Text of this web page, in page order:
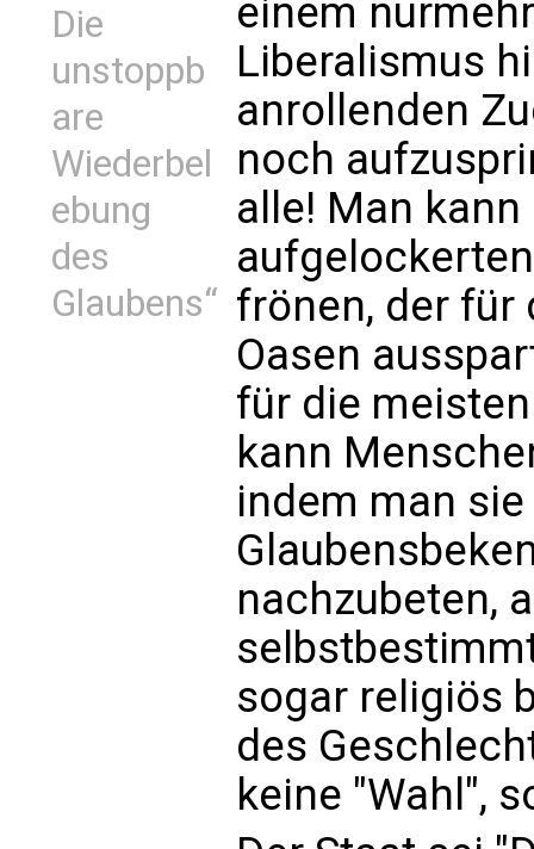
Die
unstoppb
are
Wiederbel
ebung
des
Glaubens“
einem
Liberalismus
anrollenden
noch
alle! Man
frönen, der für
Oasen
für die
kann
indem man
nachzubeten,
sogar religiös
des
keine "Wahl",